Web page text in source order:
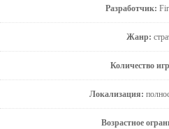
Разработчик:
Жанр:
Количество
Локализация:
Возрастное